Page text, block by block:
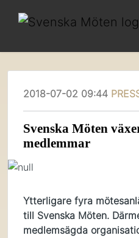
2018-07-02 09:44
​Svenska Möten
medlemmar
Ytterligare fyra
till Svenska Möten.
medlemsägda